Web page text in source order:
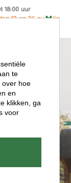
18:00 uur
12 en 26 aug zijn
te
over hoe
en
klikken, ga
voor